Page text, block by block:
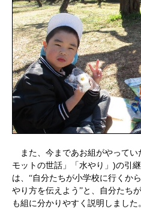
また、今まであお組がやってい
モットの世話」「水やり」 )の引
は、“自分たちが小学校に行くか
やり方を伝えよう”と、自分たち
も組に分かりやすく説明しまし